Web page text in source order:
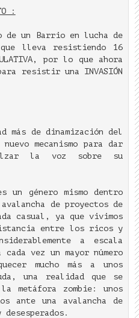
:
de un Barrio en lucha de
lleva resistiendo 16
por lo que ahora
resistir una INVASIÓN
más de dinamización del
mecanismo para dar
la voz sobre su
un género mismo dentro
de proyectos de
casual, ya que vivimos
entre los ricos y
a escala
vez un mayor número
mucho más a unos
una realidad que se
metáfora zombie: unos
ante una avalancha de
desesperados.